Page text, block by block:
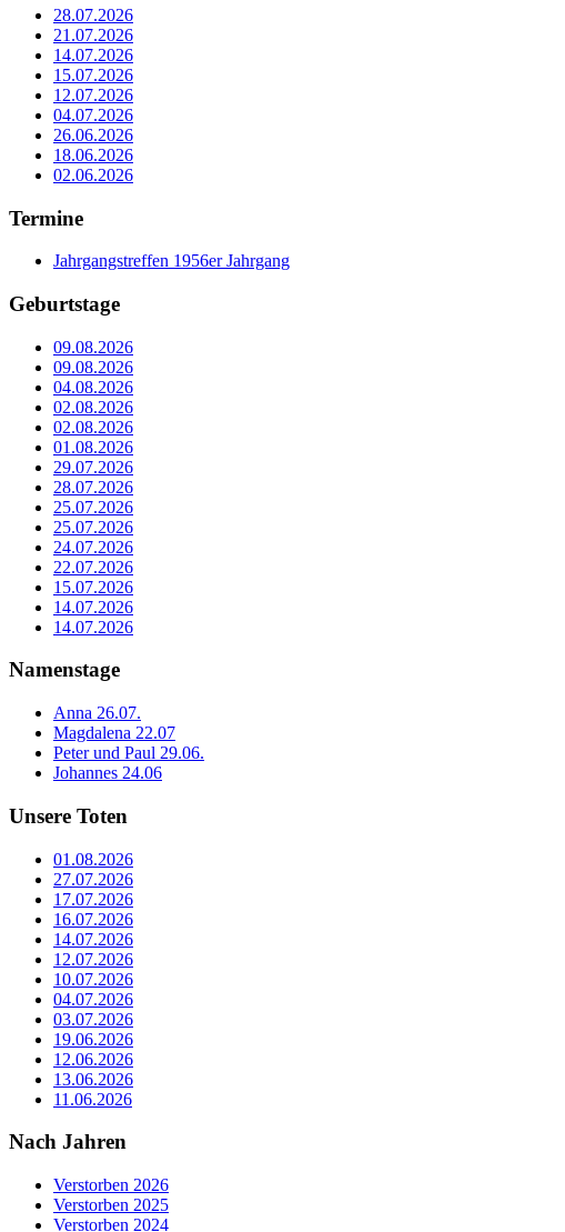
28.07.2026
21.07.2026
14.07.2026
15.07.2026
12.07.2026
04.07.2026
26.06.2026
18.06.2026
02.06.2026
Termine
Jahrgangstreffen 1956er Jahrgang
Geburtstage
09.08.2026
09.08.2026
04.08.2026
02.08.2026
02.08.2026
01.08.2026
29.07.2026
28.07.2026
25.07.2026
25.07.2026
24.07.2026
22.07.2026
15.07.2026
14.07.2026
14.07.2026
Namenstage
Anna 26.07.
Magdalena 22.07
Peter und Paul 29.06.
Johannes 24.06
Unsere Toten
01.08.2026
27.07.2026
17.07.2026
16.07.2026
14.07.2026
12.07.2026
10.07.2026
04.07.2026
03.07.2026
19.06.2026
12.06.2026
13.06.2026
11.06.2026
Nach Jahren
Verstorben 2026
Verstorben 2025
Verstorben 2024